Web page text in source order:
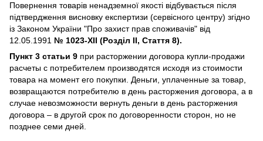
Повернення товарів ненадземної якості відбувається після
підтвердження висновку експертизи (сервісного центру) згідно
із Законом України "Про захист прав споживачів" від
12.05.1991 № 1023-XII (Розділ II, Стаття 8).
Пункт 3 статьи 9 при расторжении договора купли-продажи
расчеты с потребителем производятся исходя из стоимости
товара на момент его покупки. Деньги, уплаченные за товар,
возвращаются потребителю в день расторжения договора, а в
случае невозможности вернуть деньги в день расторжения
договора – в другой срок по договоренности сторон, но не
позднее семи дней.